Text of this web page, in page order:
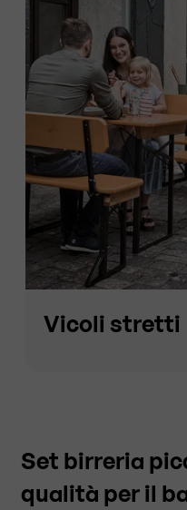
Vicoli stretti
Set birreria
qualità per il